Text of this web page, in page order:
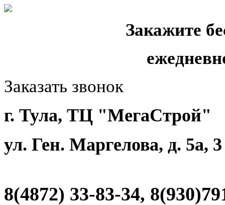
Закажите
Заказать звонок
г. Тула, ТЦ "МегаСтрой"
ул. Ген. Маргелова, д. 5а,
8(4872) 33-83-34,